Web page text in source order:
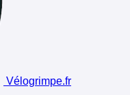
Vélogrimpe.fr